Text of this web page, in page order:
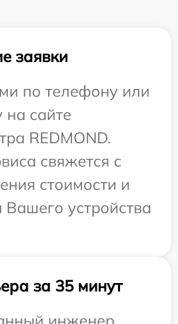
заявки
по телефону или
на сайте
REDMOND.
свяжется с
стоимости и
устройства
за 35 минут